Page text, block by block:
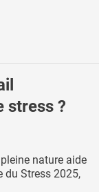
stress ?
nature aide
du Stress 2025,